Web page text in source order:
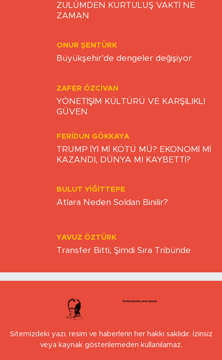
ZULÜMDEN KURTULUŞ VAKTİ NE
ZAMAN
ONUR ŞENTÜRK
Büyükşehir’de dengeler değişiyor
ZAFER ÖZCIVAN
YÖNETİŞİM KÜLTÜRÜ VE KARŞILIKLI
GÜVEN
FERIDUN GÖKKAYA
TRUMP İYİ Mİ KÖTÜ MÜ? EKONOMİ Mİ
KAZANDI, DÜNYA MI KAYBETTİ?
BULUT YİĞİTTEPE
Atlara Neden Soldan Binilir?
YAVUZ ÖZTÜRK
Transfer Bitti, Şimdi Sıra Tribünde
Sitemizdeki yazı, resim ve haberlerin her hakkı saklıdır. İzinsiz
veya kaynak gösterilemeden kullanılamaz.